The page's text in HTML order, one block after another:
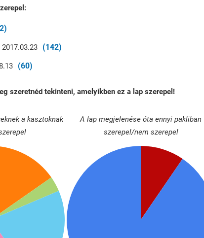
2017.03.23 (142)
(60)
szeretnéd tekinteni, amelyikben ez a lap szerepel!
a kasztoknak
A lap megjelenése óta ennyi pakliban
szerepel/nem szerepel